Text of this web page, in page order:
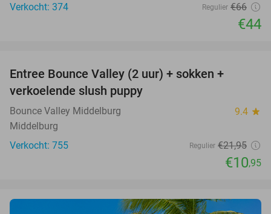
Verkocht: 374
Regulier €66
€44
Entree Bounce Valley (2 uur) + sokken +
verkoelende slush puppy
Bounce Valley Middelburg 9.4 star
Middelburg
Verkocht: 755
Regulier €21,95
€10,95